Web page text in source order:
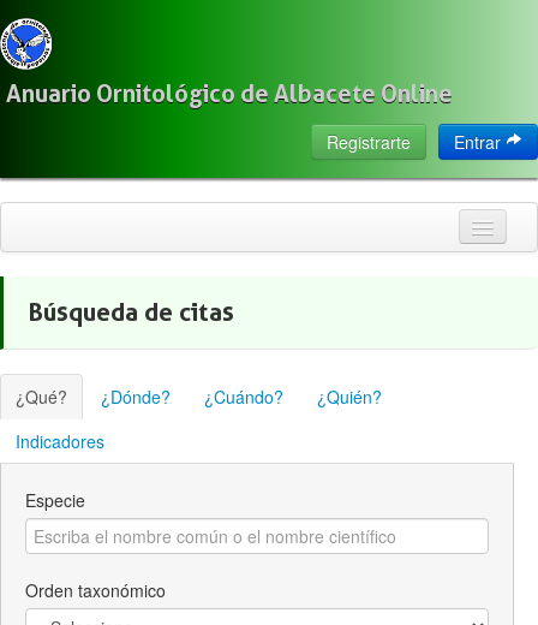
Anuario Ornitológico de Albacete Online
Entrar
Registrarte
Citas
Localización
Observadores
Acerca de
Búsqueda de citas
¿Qué? ¿Dónde? ¿Cuándo?
¿Quién?
Indicadores
Especie
Orden taxonómico